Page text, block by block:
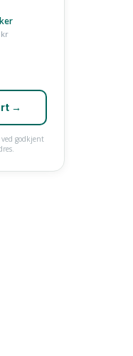
→
godkjent